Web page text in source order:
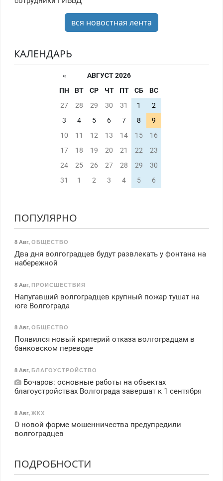
вся новостная лента
КАЛЕНДАРЬ
«
АВГУСТ 2026
ПН
ВТ СР ЧТ ПТ СБ
ВС
27
28 29 30 31 1
2
3
4 5 6 7 8
9
10
11 12 13 14 15
16
17
18 19 20 21 22
23
24
25 26 27 28 29
30
31
1 2 3 4 5 6
ПОПУЛЯРНО
8 Авг, ОБЩЕСТВО
Два дня волгоградцев будут развлекать у фонтана на
набережной
8 Авг, ПРОИСШЕСТВИЯ
Напугавший волгоградцев крупный пожар тушат на
юге Волгограда
8 Авг, ОБЩЕСТВО
Появился новый критерий отказа волгоградцам в
банковском переводе
8 Авг, БЛАГОУСТРОЙСТВО
Бочаров: основные работы на объектах
благоустройствах Волгограда завершат к 1 сентября
8 Авг, ЖКХ
О новой форме мошенничества предупредили
волгоградцев
ПОДРОБНОСТИ